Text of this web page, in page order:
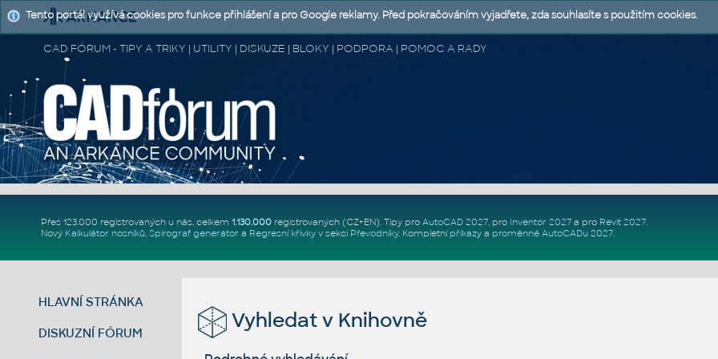
CAD FÓRUM - TIPY A TRIKY | UTILITY | DISKUZE | BLOKY | PODPORA | POMOC A RADY
Přes 123.000 registrovaných u nás, celkem 1.130.000registrovaných (CZ+EN). Tipy pro AutoCAD 2027, pro Inventor 2027a pro Revit 2027.
Nový Kalkulátor nosníků, Spirograf generátor a Regresní křivkyv sekci Převodníky. Kompletní příkazya proměnné AutoCADu 2027.
HLAVNÍ STRÁNKA
DISKUZNÍ FÓRUM
Vyhledat v Knihovně
Tento portál využívá cookies pro funkce přihlášení a pro Google reklamy. Před pokračováním vyjadřete, zda souhlasíte s použitím cookies.